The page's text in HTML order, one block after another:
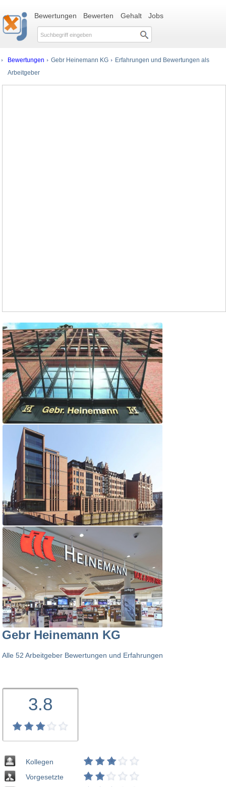
Bewertungen Bewerten Gehalt Jobs
Bewertungen Gebr Heinemann KG Erfahrungen und Bewertungen als
Arbeitgeber
Gebr Heinemann KG
Alle 52 Arbeitgeber Bewertungen und Erfahrungen
3.8
Kollegen
Vorgesetzte